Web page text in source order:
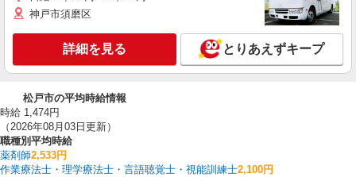
神戸市須磨区
詳細を見る とりあえずキープ
松戸市の平均時給情報
時給 1,474円
（2026年08月03日更新）
職種別平均時給
薬剤師2,533円
作業療法士・理学療法士・言語聴覚士・視能訓練士2,100円